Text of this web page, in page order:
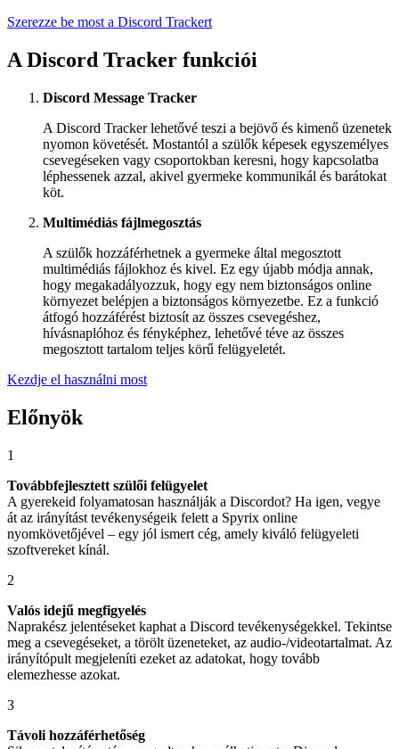
Szerezze be most a Discord Trackert
A Discord Tracker funkciói
Discord Message Tracker
A Discord Tracker lehetővé teszi a bejövő és kimenő üzenetek
nyomon követését. Mostantól a szülők képesek egyszemélyes
csevegéseken vagy csoportokban keresni, hogy kapcsolatba
léphessenek azzal, akivel gyermeke kommunikál és barátokat
köt.
Multimédiás fájlmegosztás
A szülők hozzáférhetnek a gyermeke által megosztott
multimédiás fájlokhoz és kivel. Ez egy újabb módja annak,
hogy megakadályozzuk, hogy egy nem biztonságos online
környezet belépjen a biztonságos környezetbe. Ez a funkció
átfogó hozzáférést biztosít az összes csevegéshez,
hívásnaplóhoz és fényképhez, lehetővé téve az összes
megosztott tartalom teljes körű felügyeletét.
Kezdje el használni most
Előnyök
1
Továbbfejlesztett szülői felügyelet
A gyerekeid folyamatosan használják a Discordot? Ha igen, vegye
át az irányítást tevékenységeik felett a Spyrix online
nyomkövetőjével – egy jól ismert cég, amely kiváló felügyeleti
szoftvereket kínál.
2
Valós idejű megfigyelés
Naprakész jelentéseket kaphat a Discord tevékenységekkel. Tekintse
meg a csevegéseket, a törölt üzeneteket, az audio-/videotartalmat. Az
irányítópult megjeleníti ezeket az adatokat, hogy tovább
elemezhesse azokat.
3
Távoli hozzáférhetőség